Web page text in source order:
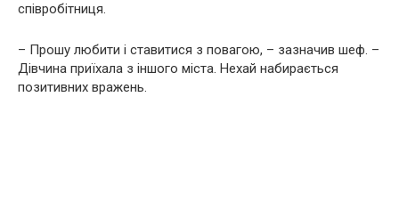
співробітниця.
– Прошу любити і ставитися з повагою, – зазначив шеф. –
Дівчина приїхала з іншого міста. Нехай набирається
позитивних вражень.